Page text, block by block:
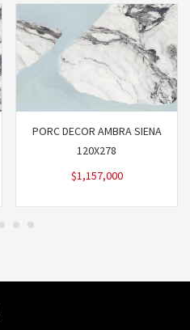
PORC DECOR AMBRA SIENA
120X278
$1,157,000